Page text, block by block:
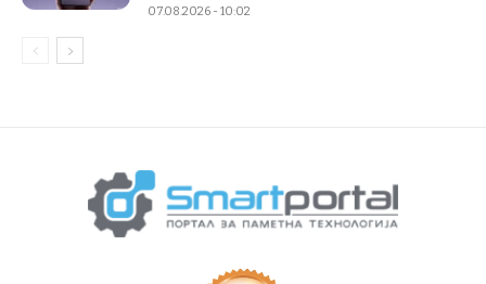
07.08.2026 - 10:02